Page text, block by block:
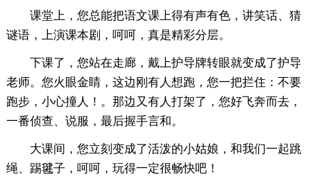
课堂上，您总能把语文课上得有声有色，讲笑话、猜
谜语，上演课本剧，呵呵，真是精彩分层。
下课了，您站在走廊，戴上护导牌转眼就变成了护导
老师。您火眼金睛，这边刚有人想跑，您一把拦住：不要
跑步，小心撞人！。那边又有人打架了，您好飞奔而去，
一番侦查、说服，最后握手言和。
大课间，您立刻变成了活泼的小姑娘，和我们一起跳
绳、踢毽子，呵呵，玩得一定很畅快吧！